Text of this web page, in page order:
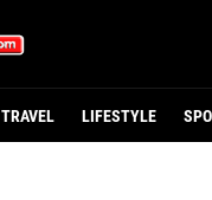
TRAVEL LIFESTYLE